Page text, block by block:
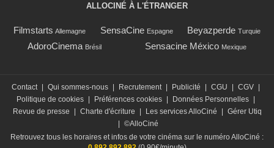
ALLOCINÉ À L'ÉTRANGER
Filmstarts Allemagne SensaCine Espagne Beyazperde Turquie
AdoroCinema Brésil Sensacine México Mexique
Contact Qui sommes-nous Recrutement Publicité CGU CGV
Politique de cookies
Préférences cookies Données Personnelles
Revue de presse
Charte d'écriture Les services AlloCiné
Gérer Utiq
©AlloCiné
Retrouvez tous les horaires et infos de votre cinéma sur le numéro AlloCiné :